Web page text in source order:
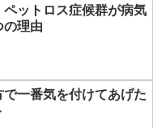
ペットロス症候群が病気
の理由
一番気を付けてあげた